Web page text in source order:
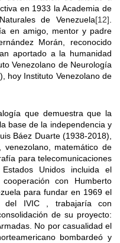
en 1933 la Academia de
de Venezuela[12].
en amigo, mentor y padre
Morán, reconocido
aportado a la humanidad
Venezolano de Neurología
hoy Instituto Venezolano de
que demuestra que la
base de la independencia y
Báez Duarte (1938-2018),
venezolano, matemático de
para telecomunicaciones
Unidos incluida el
con Humberto
para fundar en 1969 el
del IVIC , trabajaría con
de su proyecto:
No por casualidad el
bombardeó y